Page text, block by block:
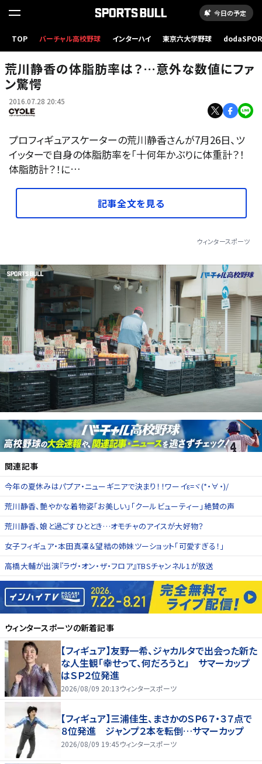
今日の予定
TOP バーチャル高校野球 インターハイ 東京六大学野球
荒川静香 参考画像（2013年10月5日）(c) Getty Images
荒川静香の体脂肪率は？…意外な数値にファ
ン驚愕
2016.07.28 20:45
プロフィギュアスケーターの荒川静香さんが7月26日、ツ
イッターで自身の体脂肪率を「十何年かぶりに体重計？！
体脂肪計？！に…
記事全文を見る
ウィンタースポーツ
関連記事
今年の夏休みはパプア・ニューギニアで決まり！！ワーイε=ヾ(*・∀・)/
荒川静香、艶やかな着物姿「お美しい」「クールビューティー」絶賛の声
荒川静香、娘と過ごすひととき…オモチャのアイスが大好物？
女子フィギュア・本田真凜＆望結の姉妹ツーショット「可愛すぎる！」
高橋大輔が出演『ラヴ・オン・ザ・フロア』TBSチャンネル1が放送
ウィンタースポーツの新着記事
【フィギュア】友野一希、ジャカルタで出会った新た
な人生観「幸せって、何だろうと」 サマーカップ
はＳＰ２位発進
2026/08/09 20:13ウィンタースポーツ
【フィギュア】三浦佳生、まさかのＳＰ６７・３７点で
８位発進 ジャンプ２本を転倒…サマーカップ
2026/08/09 19:45ウィンタースポーツ